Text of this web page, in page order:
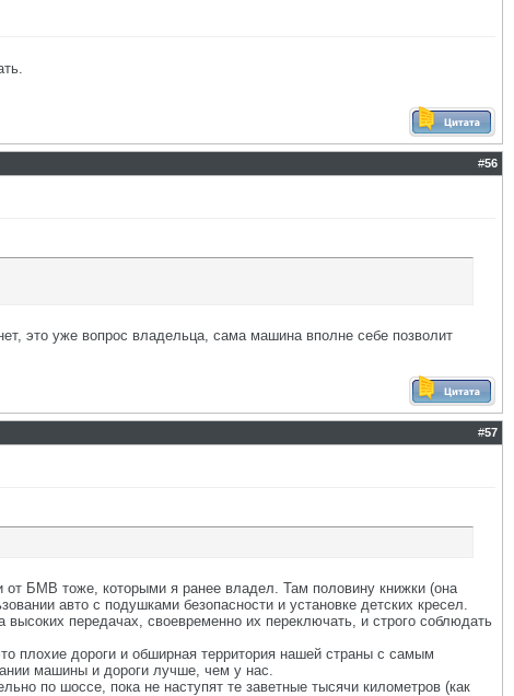
#56
это уже вопрос владельца, сама машина вполне себе позволит
#57
от БМВ тоже, которыми я ранее владел. Там половину книжки (она
авто с подушками безопасности и установке детских кресел.
передачах, своевременно их переключать, и строго соблюдать
плохие дороги и обширная территория нашей страны с самым
машины и дороги лучше, чем у нас.
по шоссе, пока не наступят те заветные тысячи километров (как